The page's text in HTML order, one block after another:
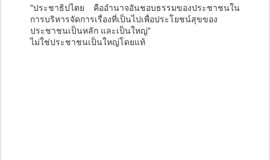
"ประชาธิปไตย คืออำนาจอันชอบธรรมของประชาชนใน
การบริหารจัดการเรื่องที่เป็นไปเพื่อประโยชน์สุขของ
ประชาชนเป็นหลัก และเป็นใหญ่"
ไม่ใช่ประชาชนเป็นใหญ่โดยแท้